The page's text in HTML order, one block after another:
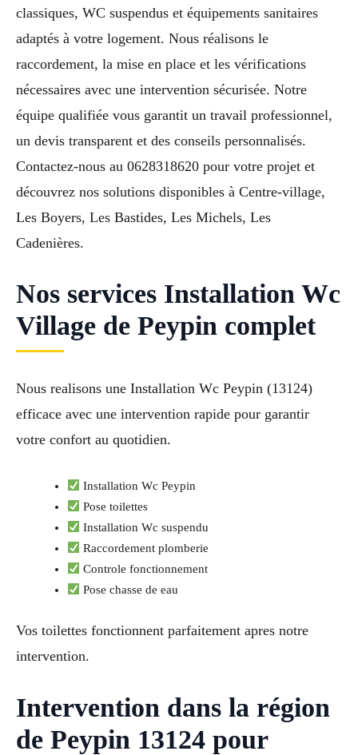
classiques, WC suspendus et équipements sanitaires
adaptés à votre logement. Nous réalisons le
raccordement, la mise en place et les vérifications
nécessaires avec une intervention sécurisée. Notre
équipe qualifiée vous garantit un travail professionnel,
un devis transparent et des conseils personnalisés.
Contactez-nous au 0628318620 pour votre projet et
découvrez nos solutions disponibles à Centre-village,
Les Boyers, Les Bastides, Les Michels, Les
Cadenières.
Nos services Installation Wc
Village de Peypin complet
Nous realisons une Installation Wc Peypin (13124)
efficace avec une intervention rapide pour garantir
votre confort au quotidien.
Installation Wc Peypin
Pose toilettes
Installation Wc suspendu
Raccordement plomberie
Controle fonctionnement
Pose chasse de eau
Vos toilettes fonctionnent parfaitement apres notre
intervention.
Intervention dans la région
de Peypin 13124 pour